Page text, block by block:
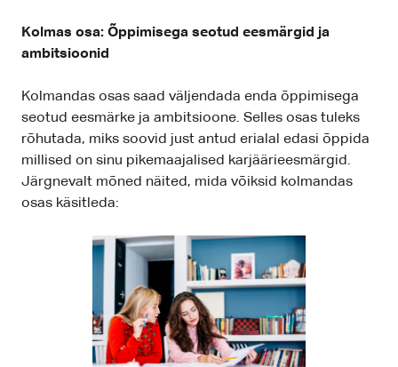
Kolmas osa: Õppimisega seotud eesmärgid ja
ambitsioonid
Kolmandas osas saad väljendada enda õppimisega
seotud eesmärke ja ambitsioone. Selles osas tuleks
rõhutada, miks soovid just antud erialal edasi õppida
millised on sinu pikemaajalised karjäärieesmärgid.
Järgnevalt mõned näited, mida võiksid kolmandas
osas käsitleda: